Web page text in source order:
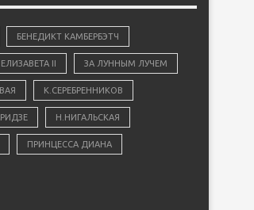
БЕНЕДИКТ КАМБЕРБЭТЧ
ЕЛИЗАВЕТА II ЗА ЛУННЫМ ЛУЧЕМ
К.СЕРЕБРЕННИКОВ
Н.НИГАЛЬСКАЯ
ПРИНЦЕССА ДИАНА